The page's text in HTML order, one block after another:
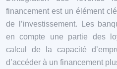
financement est un élément
de l’investissement. Les
en compte une partie des
calcul de la capacité
d’accéder à un financement